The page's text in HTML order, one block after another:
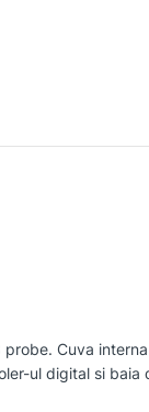
Cuva
ul digital si baia